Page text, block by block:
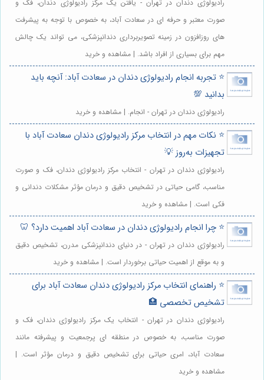
رادیولوژی دندان در تهران - یافتن یک مرکز رادیولوژی دندان، فک و
صورت معتبر و حرفه ای در سعادت آباد، به خصوص با توجه به پیشرفت
های روزافزون در زمینه تصویربرداری دندانپزشکی، می تواند یک چالش
مهم برای بسیاری از افراد باشد. | مشاهده و خرید
⭐️ تجربه انجام رادیولوژی دندان در سعادت آباد: آنچه باید
بدانید 💯
رادیولوژی دندان در تهران - انجام. | مشاهده و خرید
⭐️ نکات مهم در انتخاب مرکز رادیولوژی دندان سعادت آباد با
تجهیزات به‌روز 💡
رادیولوژی دندان در تهران - انتخاب مرکز رادیولوژی دندان، فک و صورت
مناسب، گامی حیاتی در تشخیص دقیق و درمان مؤثر مشکلات دندانی و
فکی است. | مشاهده و خرید
⭐️ چرا انجام رادیولوژی دندان در سعادت آباد اهمیت دارد؟ 🦷
رادیولوژی دندان در تهران - در دنیای دندانپزشکی مدرن، تشخیص دقیق
و به موقع از اهمیت حیاتی برخوردار است. | مشاهده و خرید
⭐️ راهنمای انتخاب مرکز رادیولوژی دندان سعادت آباد برای
تشخیص تخصصی 🏥
رادیولوژی دندان در تهران - انتخاب یک مرکز رادیولوژی دندان، فک و
صورت مناسب، به خصوص در منطقه ای پرجمعیت و پیشرفته مانند
سعادت آباد، امری حیاتی برای تشخیص دقیق و درمان مؤثر است. |
مشاهده و خرید